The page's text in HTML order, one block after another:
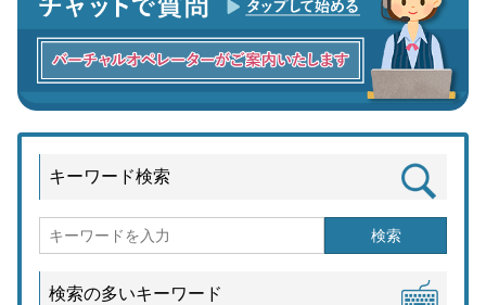
キーワード検索
検索
検索の多いキーワード